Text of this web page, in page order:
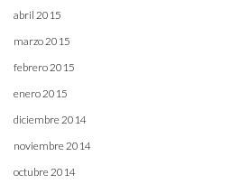
abril 2015
marzo 2015
febrero 2015
enero 2015
diciembre 2014
noviembre 2014
octubre 2014